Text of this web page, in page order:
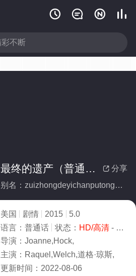
   
 分享
最终的遗产（普通话）
别名：zuizhongdeyichanputonghua
美国 剧情 2015
5.0
语言： 普通话 状态： HD/高清- 免费在线观看
导演： Joanne,Hock,
主演： Raquel,Welch,道格·琼斯,
更新时间： 2022-08-06